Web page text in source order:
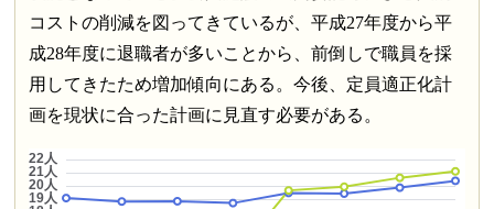
コストの削減を図ってきているが、平成27年度から平
成28年度に退職者が多いことから、前倒しで職員を採
用してきたため増加傾向にある。今後、定員適正化計
画を現状に合った計画に見直す必要がある。